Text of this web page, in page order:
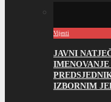
Vijesti
JAVNI
IZBORNIM